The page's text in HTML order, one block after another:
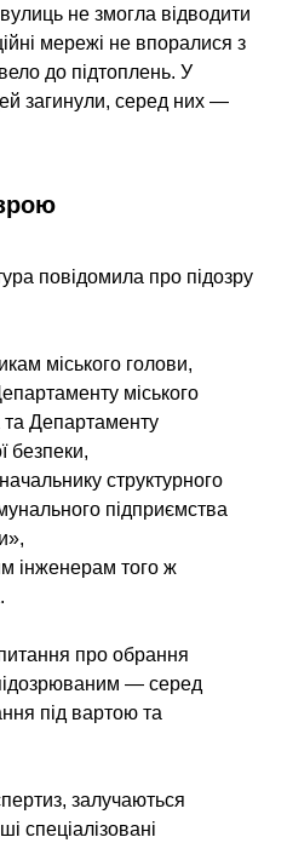
не змогла відводити
мережі не впоралися з
до підтоплень. У
загинули, серед них —
повідомила про підозру
міського голови,
міського
та Департаменту
безпеки,
структурного
підприємства
інженерам того ж
про обрання
— серед
під вартою та
залучаються
спеціалізовані